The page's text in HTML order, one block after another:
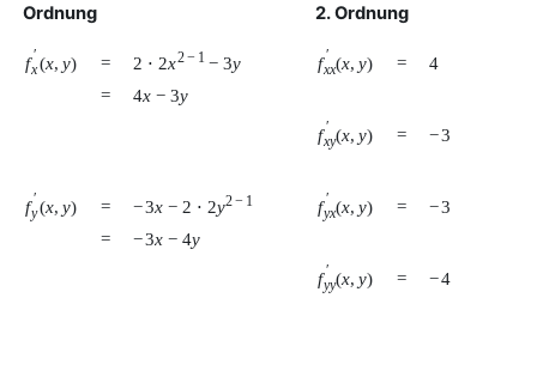
Ordnung
2. Ordnung
f ′
x(x, y) = 2 ⋅ 2x2− 1 − 3y
=
4x − 3y
f ′
xx(x, y) = 4
f ′
xy(x, y) = −3
f ′
y(x, y) = −3x − 2 ⋅ 2y2− 1
= −3x − 4y
f ′
yx(x, y) = −3
f ′
yy(x, y) = −4